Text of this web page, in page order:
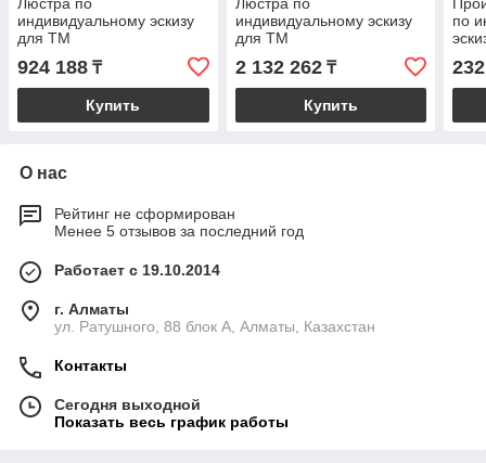
Люстра по
индивидуальному эскизу
для ТМ
924 188 ₸
Купить
Люстра по
индивидуальному эскизу
для ТМ
2 132 262₸
Купить
по
О нас
Рейтинг не сформирован
Менее 5 отзывов за последний год
Работает с 19.10.2014
г. Алматы
ул. Ратушного, 88 блок A, Алматы, Казахстан
Контакты
Сегодня выходной
Показать весь график работы